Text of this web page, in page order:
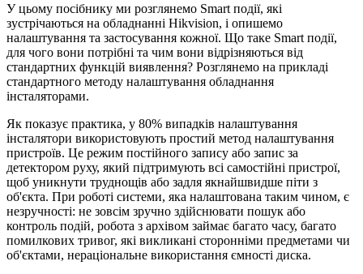
У цьому посібнику ми розглянемо Smart події, які
зустрічаються на обладнанні Hikvision, і опишемо
налаштування та застосування кожної. Що таке Smart події,
для чого вони потрібні та чим вони відрізняються від
стандартних функцій виявлення? Розглянемо на прикладі
стандартного методу налаштування обладнання
інсталяторами.
Як показує практика, у 80% випадків налаштування
інсталятори використовують простий метод налаштування
пристроїв. Це режим постійного запису або запис за
детектором руху, який підтримують всі самостійні пристрої,
щоб уникнути труднощів або задля якнайшвидше піти з
об'єкта. При роботі системи, яка налаштована таким чином, є
незручності: не зовсім зручно здійснювати пошук або
контроль подій, робота з архівом займає багато часу, багато
помилкових тривог, які викликані сторонніми предметами чи
об'єктами, нераціональне використання ємності диска.